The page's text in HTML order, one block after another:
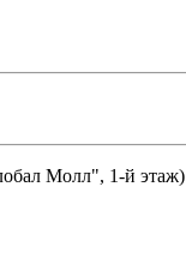
Молл", 1-й этаж)